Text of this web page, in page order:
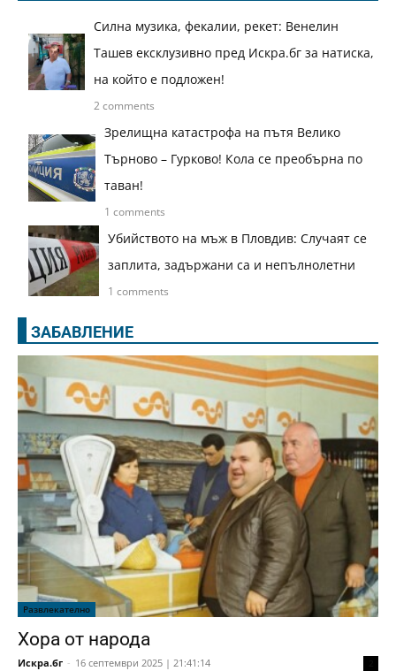
Силна музика, фекалии, рекет: Венелин
Ташев ексклузивно пред Искра.бг за натиска,
на който е подложен!
2 comments
Зрелищна катастрофа на пътя Велико
Търново – Гурково! Кола се преобърна по
таван!
1 comments
Убийството на мъж в Пловдив: Случаят се
заплита, задържани са и непълнолетни
1 comments
ЗАБАВЛЕНИЕ
Развлекателно
Хора от народа
Искра.бг - 16 септември 2025 | 21:41:14